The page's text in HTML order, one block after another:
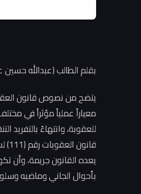
بقلم الطالب (عبدالله
يتضح من نصوص قانون
معياراً عملياً مؤثراً في
يعده القانون جريمة، وأن
بأحوال الجاني وماضيه